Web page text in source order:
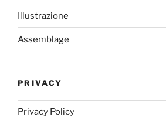
Illustrazione
Assemblage
PRIVACY
Privacy Policy